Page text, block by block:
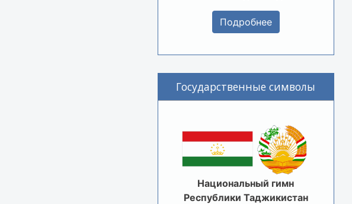
Подробнее
Государственные символы
Национальный гимн
Республики Таджикистан